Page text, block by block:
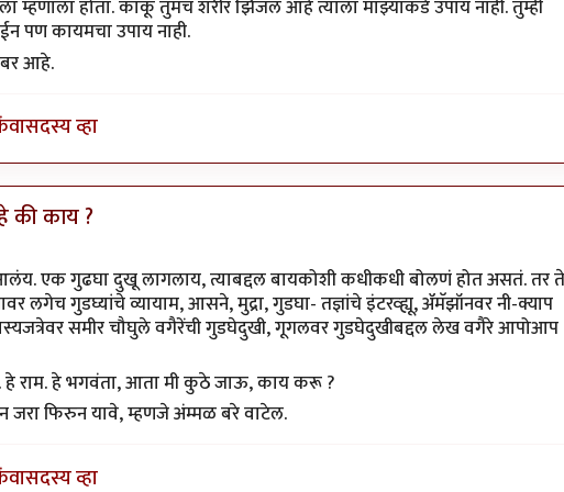
म्हणाला होता. काकू तुमचं शरीर झिजलं आहे त्याला माझ्याकडे उपाय नाही. तुम्ही
पण कायमचा उपाय नाही.
बरोबर आहे.
सदस्य व्हा
की काय ?
एक गुढघा दुखू लागलाय, त्याबद्दल बायकोशी कधीकधी बोलणं होत असतं. तर ते
गुडघ्यांचे व्यायाम, आसने, मुद्रा, गुडघा- तज्ञांचे इंटरव्ह्यू, ॲमॅझॉनवर नी-क्याप
हास्यजत्रेवर समीर चौघुले वगैरेंची गुडघेदुखी, गूगलवर गुडघेदुखीबद्दल लेख वगैरे आपोआप
हे राम. हे भगवंता, आता मी कुठे जाऊ, काय करू ?
जरा फिरुन यावे, म्हणजे अंम्मळ बरे वाटेल.
सदस्य व्हा